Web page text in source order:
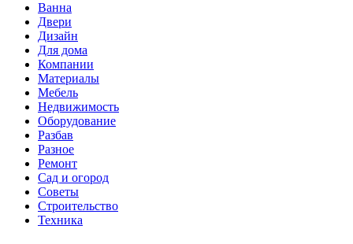
Ванна
Двери
Дизайн
Для дома
Компании
Материалы
Мебель
Недвижимость
Оборудование
Разбав
Разное
Ремонт
Сад и огород
Советы
Строительство
Техника